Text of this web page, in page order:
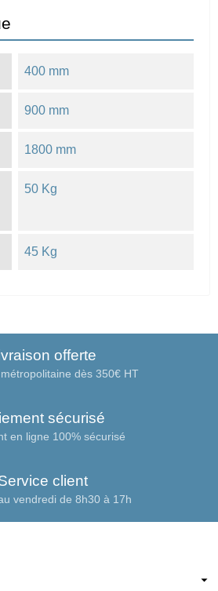
400 mm
900 mm
1800 mm
50 Kg
45 Kg
offerte
dès 350€ HT
sécurisé
en ligne 100% sécurisé
client
vendredi de 8h30 à 17h